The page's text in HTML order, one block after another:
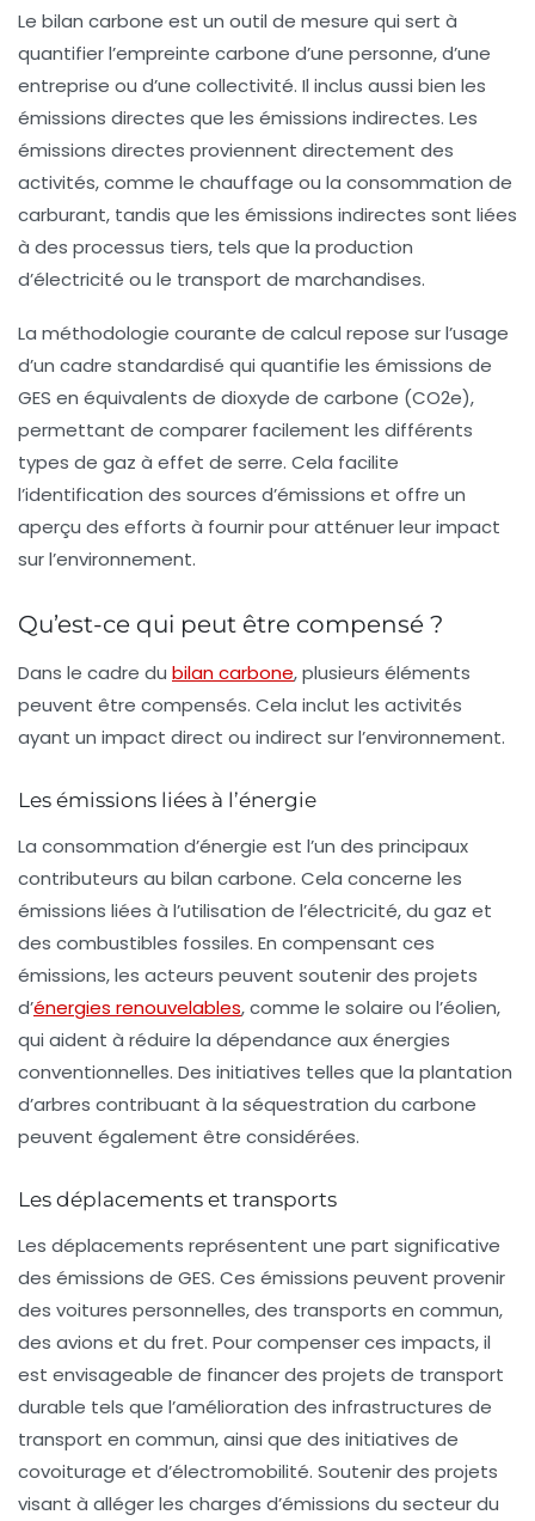
Le bilan carbone est un outil de mesure qui sert à
quantifier l’empreinte carbone d’une personne, d’une
entreprise ou d’une collectivité. Il inclus aussi bien les
émissions directes que les émissions indirectes. Les
émissions directes proviennent directement des
activités, comme le chauffage ou la consommation de
carburant, tandis que les émissions indirectes sont liées
à des processus tiers, tels que la production
d’électricité ou le transport de marchandises.
La méthodologie courante de calcul repose sur l’usage
d’un cadre standardisé qui quantifie les émissions de
GES en équivalents de dioxyde de carbone (CO2e),
permettant de comparer facilement les différents
types de gaz à effet de serre. Cela facilite
l’identification des sources d’émissions et offre un
aperçu des efforts à fournir pour atténuer leur impact
sur l’environnement.
Qu’est-ce qui peut être compensé ?
Dans le cadre du bilan carbone, plusieurs éléments
peuvent être compensés. Cela inclut les activités
ayant un impact direct ou indirect sur l’environnement.
Les émissions liées à l’énergie
La consommation d’énergie est l’un des principaux
contributeurs au bilan carbone. Cela concerne les
émissions liées à l’utilisation de l’électricité, du gaz et
des combustibles fossiles. En compensant ces
émissions, les acteurs peuvent soutenir des projets
d’énergies renouvelables, comme le solaire ou l’éolien,
qui aident à réduire la dépendance aux énergies
conventionnelles. Des initiatives telles que la plantation
d’arbres contribuant à la séquestration du carbone
peuvent également être considérées.
Les déplacements et transports
Les déplacements représentent une part significative
des émissions de GES. Ces émissions peuvent provenir
des voitures personnelles, des transports en commun,
des avions et du fret. Pour compenser ces impacts, il
est envisageable de financer des projets de transport
durable tels que l’amélioration des infrastructures de
transport en commun, ainsi que des initiatives de
covoiturage et d’électromobilité. Soutenir des projets
visant à alléger les charges d’émissions du secteur du